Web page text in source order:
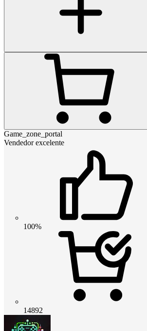
Game_zone_portal
Vendedor excelente
100%
14892